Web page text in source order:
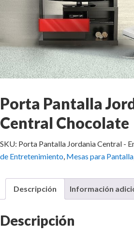
Porta Pantalla
Central Chocolate
SKU: Porta Pantalla Jordania Central -
de Entretenimiento, Mesas para Pantalla
Descripción Información
Descripción